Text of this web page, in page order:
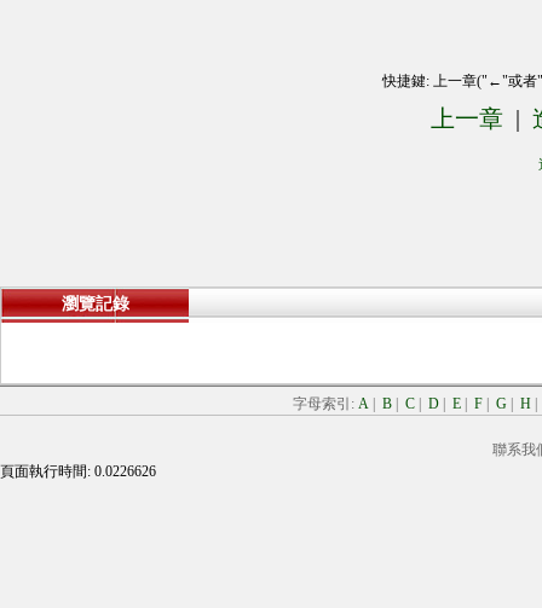
快捷鍵: 上一章("←"或
上一章 |
瀏覽記錄
字母索引: A B C D E F G H
聯系我
頁面執行時間: 0.0226626